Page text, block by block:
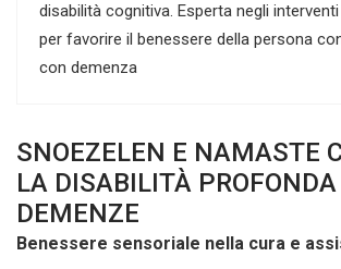
disabilità cognitiva. Esperta negli
per favorire il benessere della persona
con demenza
SNOEZELEN E NAMASTE
LA DISABILITÀ PROFONDA
DEMENZE
Benessere sensoriale nella cura e